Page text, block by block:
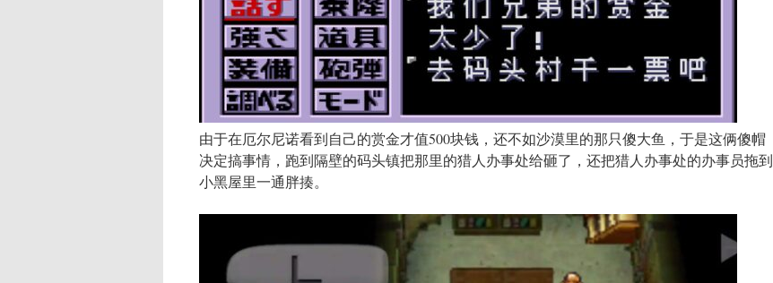
由于在厄尔尼诺看到自己的赏金才值500块钱，还不如沙漠里的那只傻大鱼，于是这俩傻帽
决定搞事情，跑到隔壁的码头镇把那里的猎人办事处给砸了，还把猎人办事处的办事员拖到
小黑屋里一通胖揍。